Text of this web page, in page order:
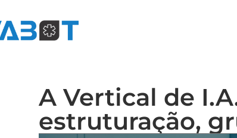
A Vertical de
estruturação,